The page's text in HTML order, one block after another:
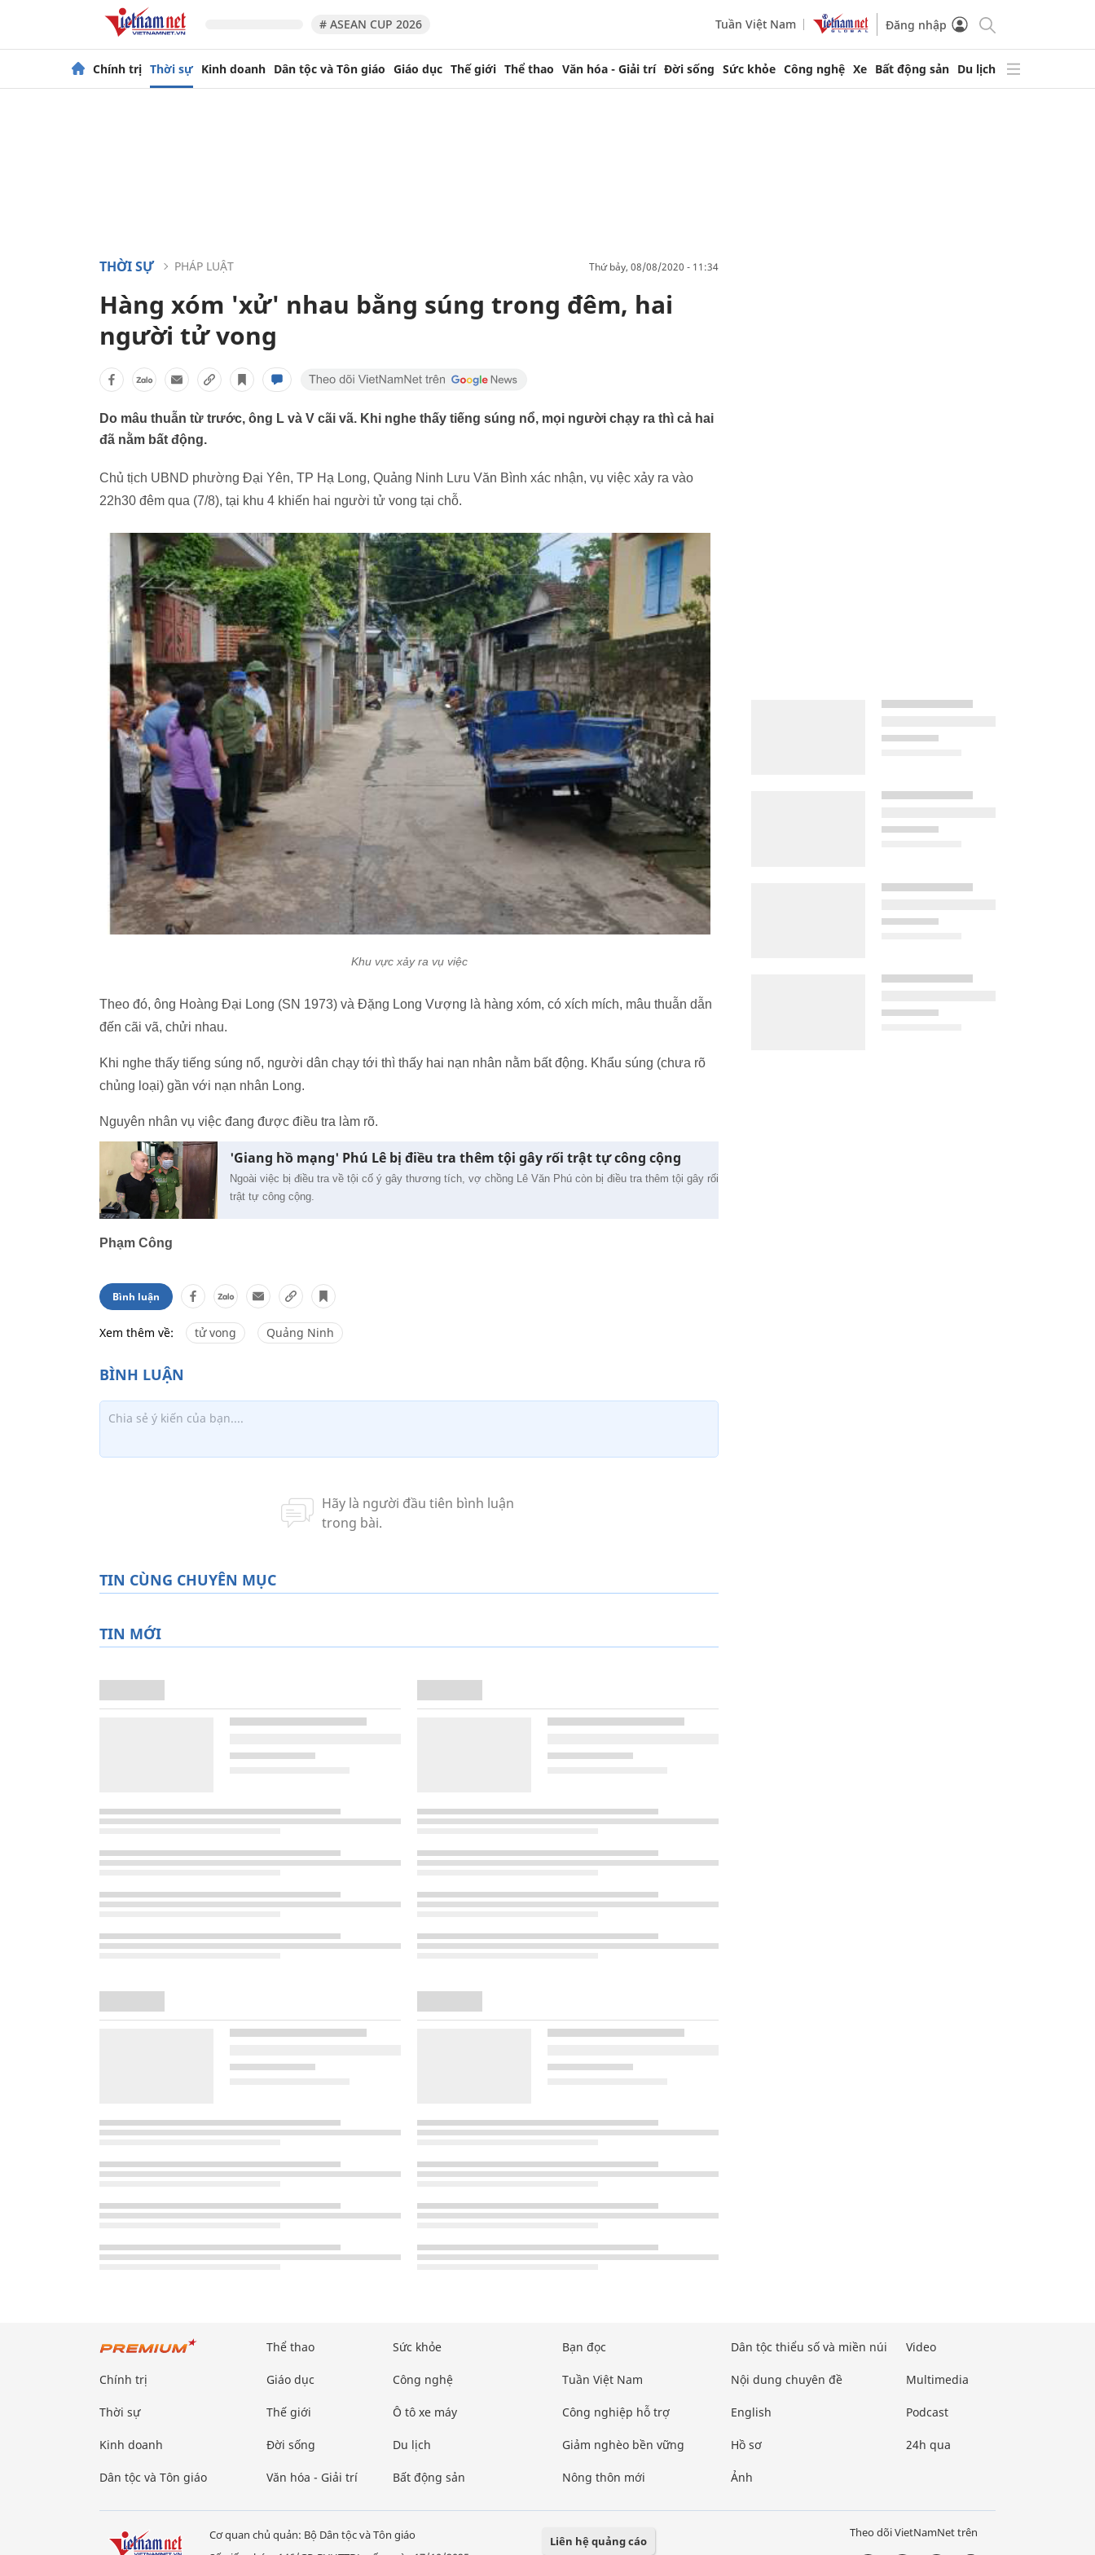
# ASEAN CUP 2026 Tuần Việt Nam Đăng nhập
Chính trị Thời sự Kinh doanh Dân tộc và Tôn giáo Giáo dục Thế giới Thể thao Văn hóa - Giải trí Đời sống Sức khỏe Công nghệ Xe Bất động sản Du lịch
THỜI SỰ PHÁP LUẬT thứ bảy, 08/08/2020 - 11:34
Hàng xóm 'xử' nhau bằng súng trong đêm, hai
người tử vong
Do mâu thuẫn từ trước, ông L và V cãi vã. Khi nghe thấy tiếng súng nổ, mọi người chạy ra thì cả hai
đã nằm bất động.
Chủ tịch UBND phường Đại Yên, TP Hạ Long, Quảng Ninh Lưu Văn Bình xác nhận, vụ việc xảy ra vào
22h30 đêm qua (7/8), tại khu 4 khiến hai người tử vong tại chỗ.
Khu vực xảy ra vụ việc
Theo đó, ông Hoàng Đại Long (SN 1973) và Đặng Long Vượng là hàng xóm, có xích mích, mâu thuẫn dẫn
đến cãi vã, chửi nhau.
Khi nghe thấy tiếng súng nổ, người dân chạy tới thì thấy hai nạn nhân nằm bất động. Khẩu súng (chưa rõ
chủng loại) gần với nạn nhân Long.
Nguyên nhân vụ việc đang được điều tra làm rõ.
'Giang hồ mạng' Phú Lê bị điều tra thêm tội gây rối trật tự công cộng
Ngoài việc bị điều tra về tội cố ý gây thương tích, vợ chồng Lê Văn Phú còn bị điều tra thêm tội gây rối
trật tự công cộng.
Phạm Công
Bình luận
Xem thêm về: tử vong Quảng Ninh
TIN CÙNG CHUYÊN MỤC
TIN MỚI
Chính trị
Thời sự
Kinh doanh
Dân tộc và Tôn giáo
Thể thao
Giáo dục
Thế giới
Đời sống
Văn hóa - Giải trí
Sức khỏe
Công nghệ
Ô tô xe máy
Du lịch
Bất động sản
Bạn đọc
Tuần Việt Nam
Công nghiệp hỗ trợ
Giảm nghèo bền vững
Nông thôn mới
Dân tộc thiểu số và miền núi
Nội dung chuyên đề
English
Hồ sơ
Ảnh
Video
Multimedia
Podcast
24h qua
Cơ quan chủ quản: Bộ Dân tộc và Tôn giáo
Liên hệ quảng cáo
Theo dõi VietNamNet trên